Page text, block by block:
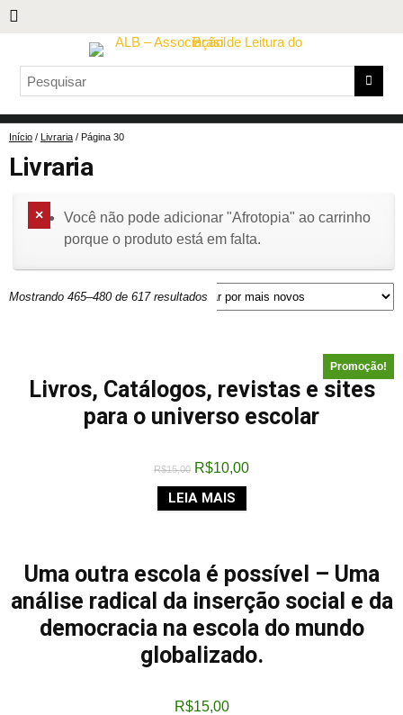
Início / Livraria / Página 30
Livraria
Você não pode adicionar "Afrotopia" ao carrinho
porque o produto está em falta.
Mostrando 465–480 de 617 resultados
Promoção!
Livros, Catálogos, revistas e sites
para o universo escolar
R$15,00 R$10,00
LEIA MAIS
Uma outra escola é possível – Uma
análise radical da inserção social e da
democracia na escola do mundo
globalizado.
R$15,00